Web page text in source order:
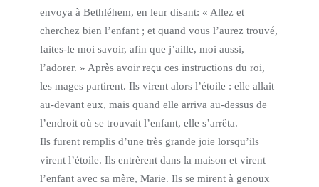
envoya à Bethléhem, en leur disant: « Allez et
cherchez bien l’enfant ; et quand vous l’aurez trouvé,
faites-le moi savoir, afin que j’aille, moi aussi,
l’adorer. » Après avoir reçu ces instructions du roi,
les mages partirent. Ils virent alors l’étoile : elle allait
au-devant eux, mais quand elle arriva au-dessus de
l’endroit où se trouvait l’enfant, elle s’arrêta.
Ils furent remplis d’une très grande joie lorsqu’ils
virent l’étoile. Ils entrèrent dans la maison et virent
l’enfant avec sa mère, Marie. Ils se mirent à genoux